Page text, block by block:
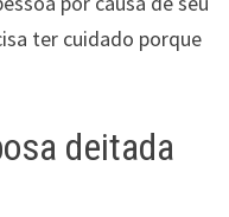
ter cuidado porque
deitada